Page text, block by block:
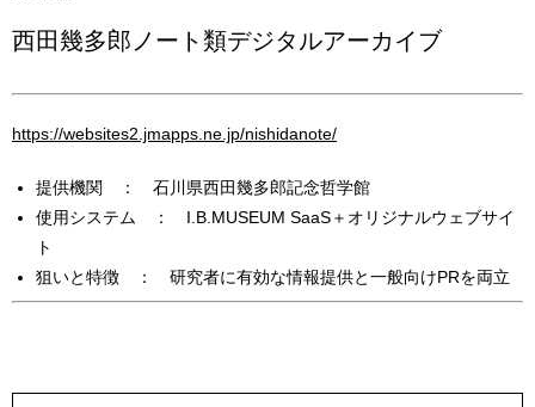
西田幾多郎ノート類デジタルアーカイブ
https://websites2.jmapps.ne.jp/nishidanote/
提供機関 ： 石川県西田幾多郎記念哲学館
使用システム ： I.B.MUSEUM SaaS＋オリジナルウェブサイ
ト
狙いと特徴 ： 研究者に有効な情報提供と一般向けPRを両立